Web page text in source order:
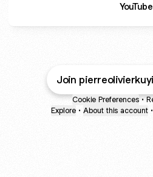
YouTube
Join
Cookie Preferences •
Explore • About this account •